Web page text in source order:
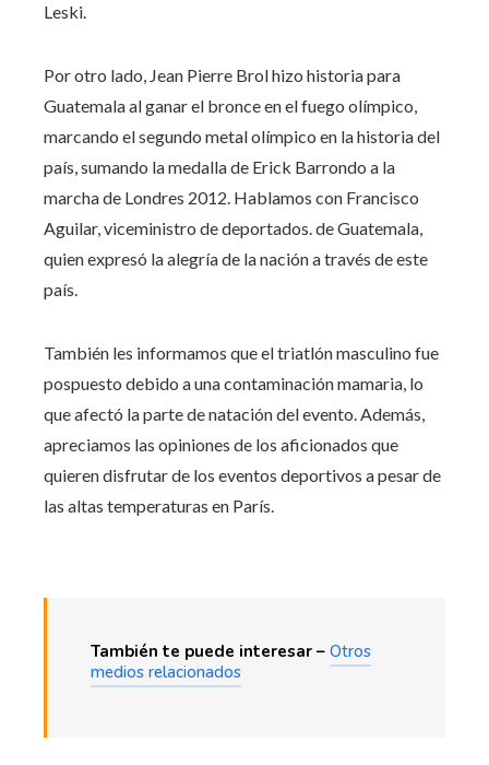
Leski.
Por otro lado, Jean Pierre Brol hizo historia para
Guatemala al ganar el bronce en el fuego olímpico,
marcando el segundo metal olímpico en la historia del
país, sumando la medalla de Erick Barrondo a la
marcha de Londres 2012. Hablamos con Francisco
Aguilar, viceministro de deportados. de Guatemala,
quien expresó la alegría de la nación a través de este
país.
También les informamos que el triatlón masculino fue
pospuesto debido a una contaminación mamaria, lo
que afectó la parte de natación del evento. Además,
apreciamos las opiniones de los aficionados que
quieren disfrutar de los eventos deportivos a pesar de
las altas temperaturas en París.
También te puede interesar – Otros
medios relacionados